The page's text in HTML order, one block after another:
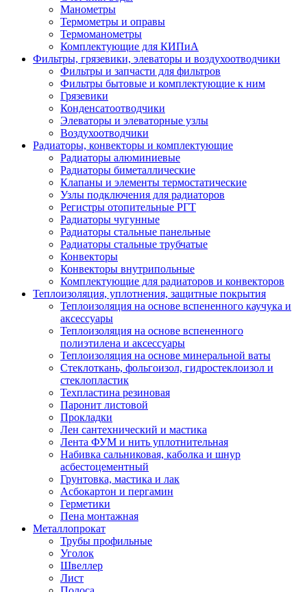
Манометры
Термометры и оправы
Термоманометры
Комплектующие для КИПиА
Фильтры, грязевики, элеваторы и воздухоотводчики
Фильтры и запчасти для фильтров
Фильтры бытовые и комплектующие к ним
Грязевики
Конденсатоотводчики
Элеваторы и элеваторные узлы
Воздухоотводчики
Радиаторы, конвекторы и комплектующие
Радиаторы алюминиевые
Радиаторы биметаллические
Клапаны и элементы термостатические
Узлы подключения для радиаторов
Регистры отопительные РГТ
Радиаторы чугунные
Радиаторы стальные панельные
Радиаторы стальные трубчатые
Конвекторы
Конвекторы внутрипольные
Комплектующие для радиаторов и конвекторов
Теплоизоляция, уплотнения, защитные покрытия
Теплоизоляция на основе вспененного каучука и
аксессуары
Теплоизоляция на основе вспененного
полиэтилена и аксессуары
Теплоизоляция на основе минеральной ваты
Стеклоткань, фольгоизол, гидростеклоизол и
стеклопластик
Техпластина резиновая
Паронит листовой
Прокладки
Лен сантехнический и мастика
Лента ФУМ и нить уплотнительная
Набивка сальниковая, каболка и шнур
асбестоцементный
Грунтовка, мастика и лак
Асбокартон и пергамин
Герметики
Пена монтажная
Металлопрокат
Трубы профильные
Уголок
Швеллер
Лист